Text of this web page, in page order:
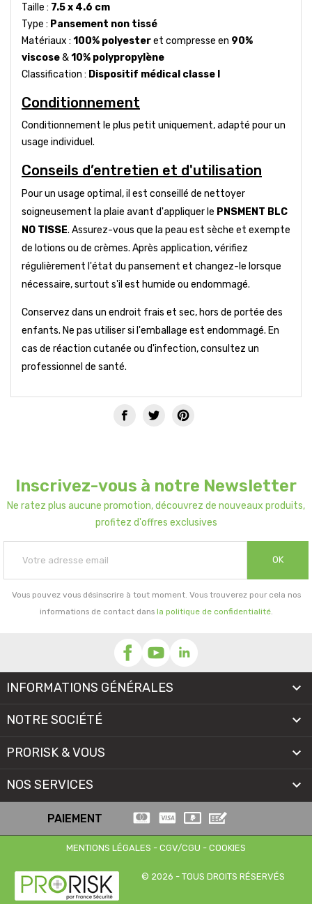
Taille : 7.5 x 4.6 cm
Type : Pansement non tissé
Matériaux : 100% polyesteret compresse en 90%
viscose&10% polypropylène
Classification : Dispositif médical classe I
Conditionnement
Conditionnement le plus petit uniquement, adapté pour un
usage individuel.
Conseils d’entretien et d'utilisation
Pour un usage optimal, il est conseillé de nettoyer
soigneusement la plaie avant d'appliquer le PNSMENT BLC
NO TISSE. Assurez-vous que la peau est sèche et exempte
de lotions ou de crèmes. Après application, vérifiez
régulièrement l'état du pansement et changez-le lorsque
nécessaire, surtout s'il est humide ou endommagé.
Conservez dans un endroit frais et sec, hors de portée des
enfants. Ne pas utiliser si l'emballage est endommagé. En
cas de réaction cutanée ou d'infection, consultez un
professionnel de santé.
Inscrivez-vous à notre Newsletter
Ne ratez plus aucune promotion, découvrez de nouveaux produits,
profitez d'offres exclusives
OK
Vous pouvez vous désinscrire à tout moment. Vous trouverez pour cela nos
informations de contact dans la politique de confidentialité.
INFORMATIONS GÉNÉRALES 
NOTRE SOCIÉTÉ 
PRORISK & VOUS 
NOS SERVICES 
PAIEMENT
MENTIONS LÉGALES - CGV/CGU - COOKIES
© 2026 - TOUS DROITS RÉSERVÉS